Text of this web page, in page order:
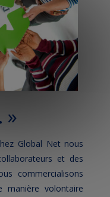
»
Global Net nous
et des
commercialisons
manière volontaire